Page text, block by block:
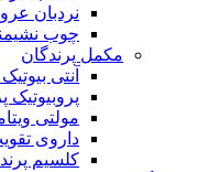
نردبان
چوب
مکمل پرندگان
آنتی
پروبیوتیک
مولتی
داروی
کلسیم